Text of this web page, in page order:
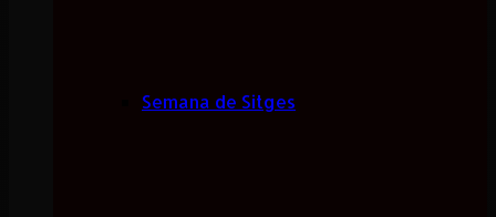
Semana de Sitges